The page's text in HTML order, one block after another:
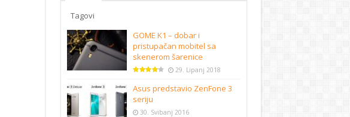
Tagovi
GOME K1 – dobar i
pristupačan mobitel sa
skenerom šarenice
29. Lipanj 2018
Asus predstavio ZenFone 3
seriju
30. Svibanj 2016